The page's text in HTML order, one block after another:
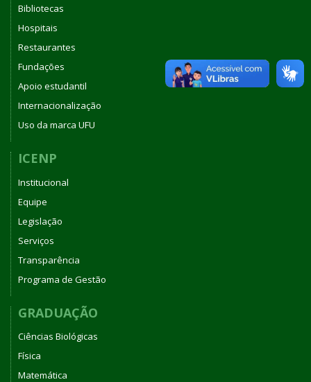
Bibliotecas
Hospitais
Restaurantes
Fundações
Apoio estudantil
Internacionalização
Uso da marca UFU
ICENP
Institucional
Equipe
Legislação
Serviços
Transparência
Programa de Gestão
GRADUAÇÃO
Ciências Biológicas
Física
Matemática